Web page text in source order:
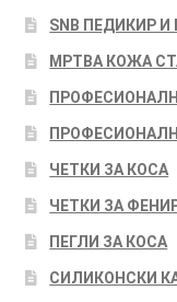
SNB ПЕДИКИР
МРТВА КОЖА
ЧЕТКИ ЗА КОСА
ЧЕТКИ ЗА
ПЕГЛИ ЗА КОСА
СИЛИКОНСКИ